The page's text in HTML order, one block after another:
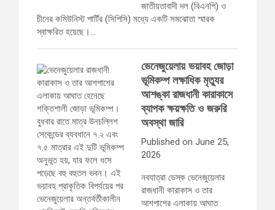
জাতীয়তাবাদী দল (বিএনপি) ও
চীনের কমিউনিস্ট পার্টির (সিপিসি) মধ্যে একটি সমঝোতা স্মারক
স্বাক্ষরিত হয়েছে।…
ভেনেজুয়েলায় ভয়াবহ জোড়া
ভূমিকম্প লক্ষাধিক মৃত্যুর
আশঙ্কা রাজধানী কারাকাসে
ব্যাপক ক্ষয়ক্ষতি ও জরুরি
অবস্থা জারি
Published on June 25,
2026
নবযাত্রা ডেস্ক ভেনেজুয়েলার
রাজধানী কারাকাস ও তার
আশপাশের এলাকায় আঘাত